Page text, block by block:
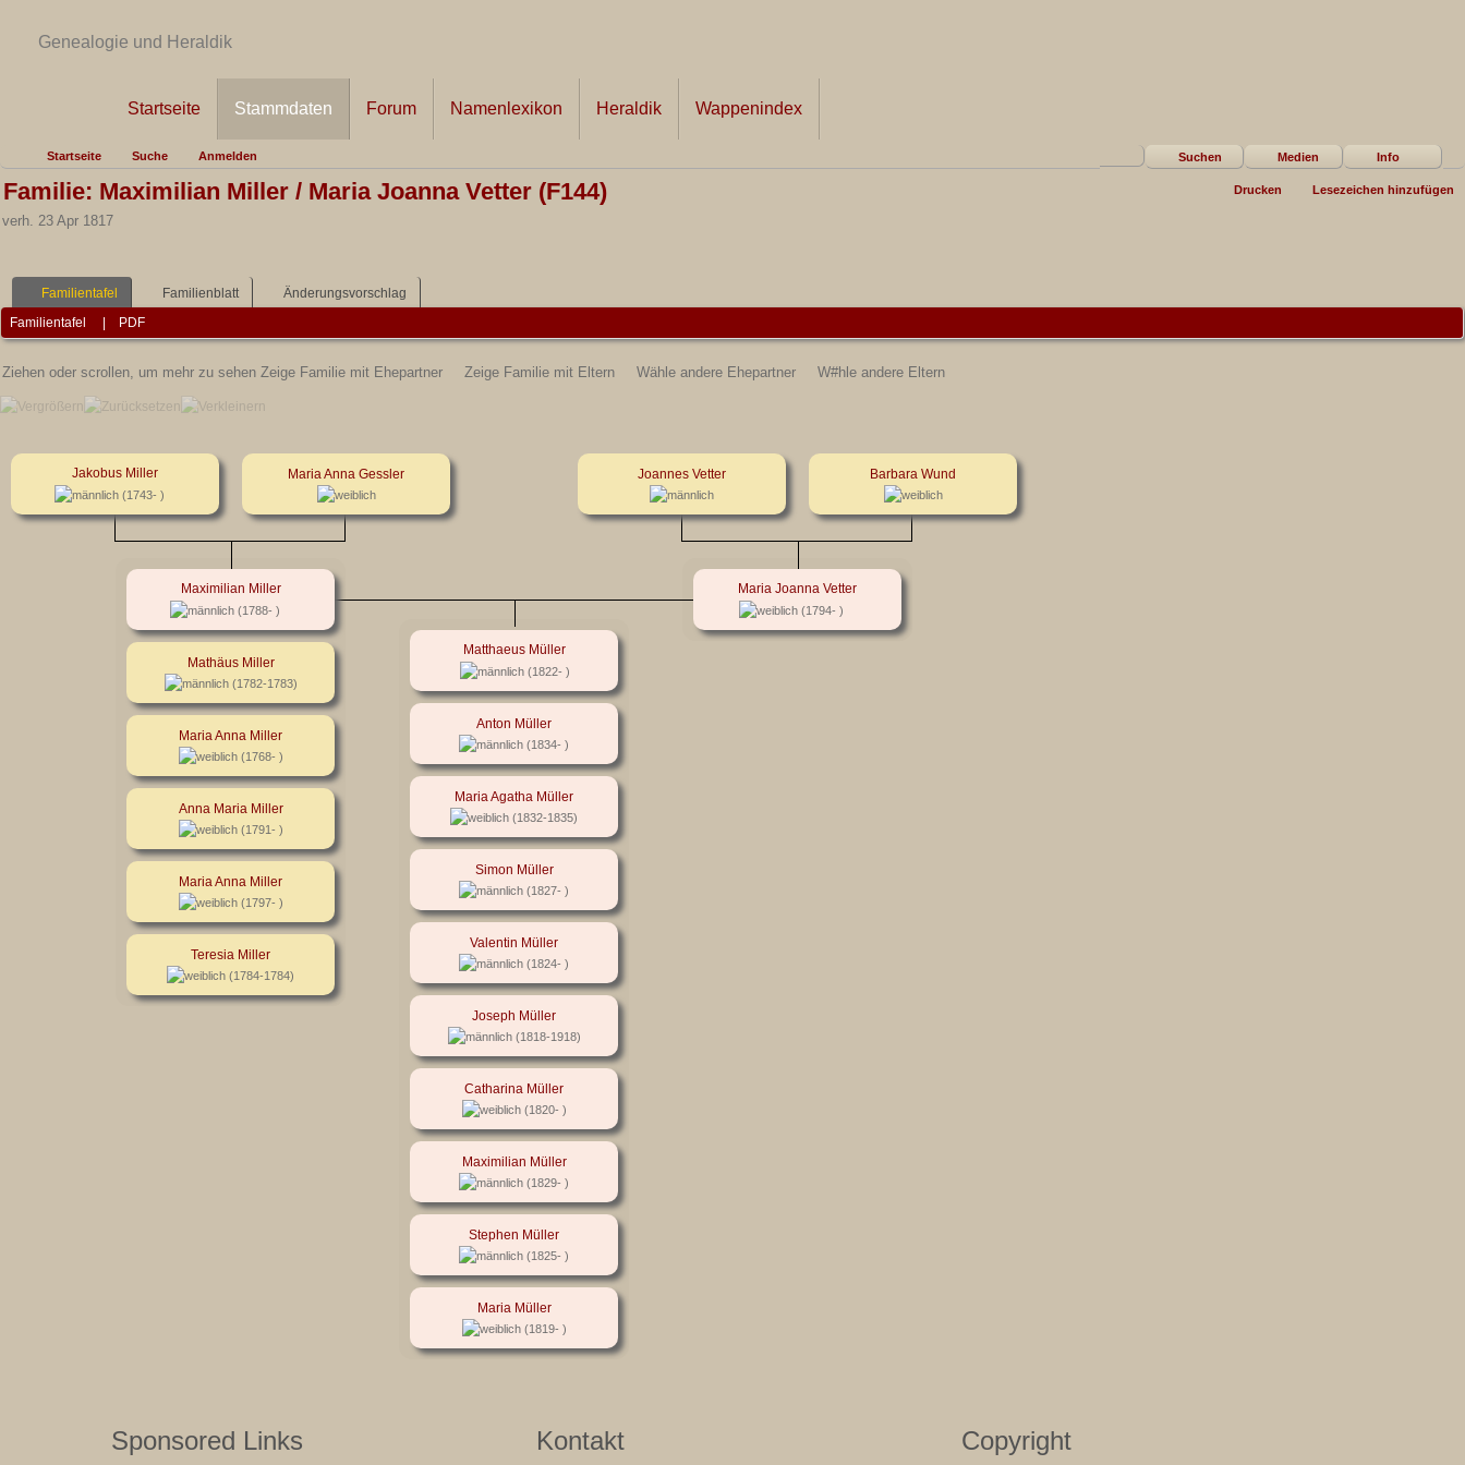
Genealogie und Heraldik
Startseite Stammdaten Forum Namenlexikon Heraldik Wappenindex
Suchen Medien Info
Startseite Suche Anmelden
Drucken Lesezeichen hinzufügen
Familie: Maximilian Miller / Maria Joanna Vetter (F144)
verh. 23 Apr 1817
Familientafel Familienblatt
Änderungsvorschlag
Familientafel
PDF
Ziehen oder scrollen, um mehr zu sehen Zeige Familie mit Ehepartner Zeige Familie mit Eltern Wähle andere Ehepartner W#hle andere Eltern
Jakobus Miller
(1743- )
Maria Anna Gessler
Mathäus Miller
(1782-1783)
Maria Anna Miller
(1768- )
Anna Maria Miller
(1791- )
Maria Anna Miller
(1797- )
Teresia Miller
(1784-1784)
Joannes Vetter Barbara Wund
Maximilian Miller
(1788- )
Maria Joanna Vetter
(1794- )
Matthaeus Müller
(1822- )
Anton Müller
(1834- )
Maria Agatha Müller
(1832-1835)
Simon Müller
(1827- )
Valentin Müller
(1824- )
Joseph Müller
(1818-1918)
Catharina Müller
(1820- )
Maximilian Müller
(1829- )
Stephen Müller
(1825- )
Maria Müller
(1819- )
Sponsored Links Kontakt Copyright